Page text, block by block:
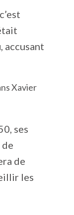
accusant
Xavier
ses
de
les